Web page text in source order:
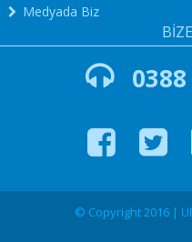
Medyada Biz
0388
© Copyright 2016 |